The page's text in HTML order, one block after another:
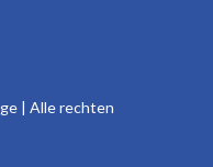
| Alle rechten